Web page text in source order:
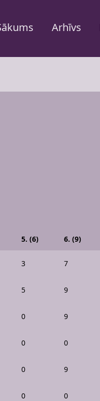
Arhīvs
5. (6) 6. (9)
3 7
5 9
0 9
0 0
0 9
0 0